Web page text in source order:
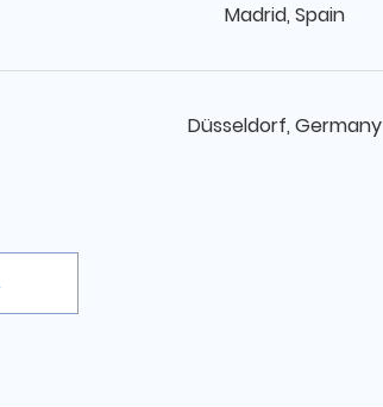
Madrid, Spain
Düsseldorf, Germany